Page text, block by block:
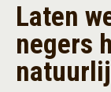
Laten
negers